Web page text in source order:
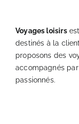
Voyages loisirs
destinés à la
proposons des
accompagnés
passionnés.